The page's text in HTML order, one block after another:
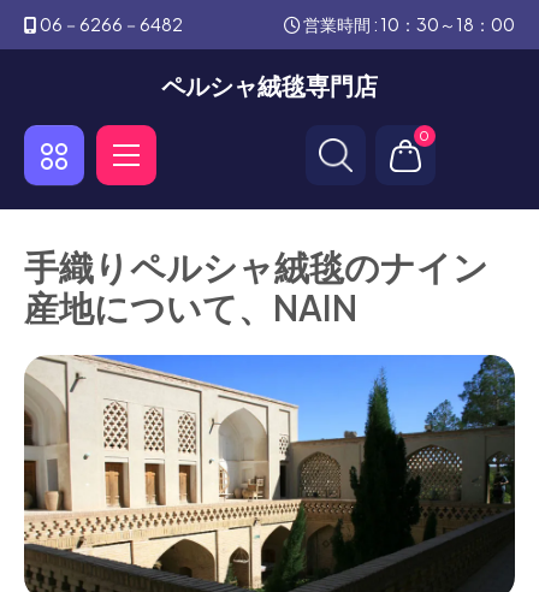
06－6266－6482 営業時間 : 10：30～18：00
ペルシャ絨毯専門店
0
手織りペルシャ絨毯のナイン
産地について、NAIN